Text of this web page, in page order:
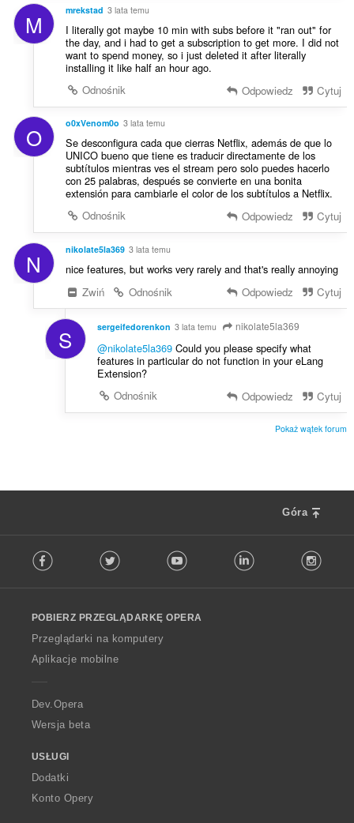
M mrekstad 3 lata temu
I literally got maybe 10 min with subs before it "ran out" for
the day, and i had to get a subscription to get more. I did not
want to spend money, so i just deleted it after literally
installing it like half an hour ago.
Odnośnik
Odpowiedz Cytuj
O o0xVenom0o 3 lata temu
Se desconfigura cada que cierras Netflix, además de que lo
UNICO bueno que tiene es traducir directamente de los
subtítulos mientras ves el stream pero solo puedes hacerlo
con 25 palabras, después se convierte en una bonita
extensión para cambiarle el color de los subtítulos a Netflix.
Odnośnik
Odpowiedz Cytuj
N nikolate5la369 3 lata temu
nice features, but works very rarely and that's really annoying
Zwiń
Odnośnik Odpowiedz Cytuj
S sergeifedorenkon 3 lata temu nikolate5la369
@nikolate5la369Could you please specify what
features in particular do not function in your eLang
Extension?
Odnośnik
Odpowiedz Cytuj
Pokaż wątek forum
Góra
o
w
O
p
a
Facebook Twitter Youtube LinkedIn
POBIERZ PRZEGLĄDARKĘ OPERA
Przeglądarki na komputery
Aplikacje mobilne
Dev.Opera
Wersja beta
USŁUGI
Dodatki
Konto Opery